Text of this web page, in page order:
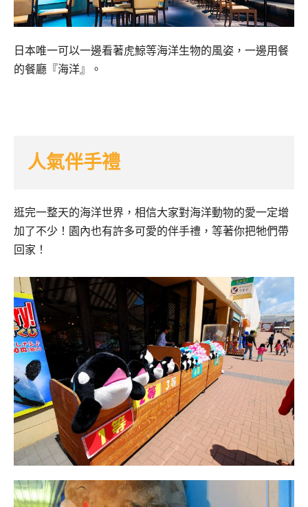
日本唯一可以一邊看著虎鯨等海洋生物的風姿，一邊用餐
的餐廳『海洋』。
人氣伴手禮
逛完一整天的海洋世界，相信大家對海洋動物的愛一定增
加了不少！園內也有許多可愛的伴手禮，等著你把牠們帶
回家！